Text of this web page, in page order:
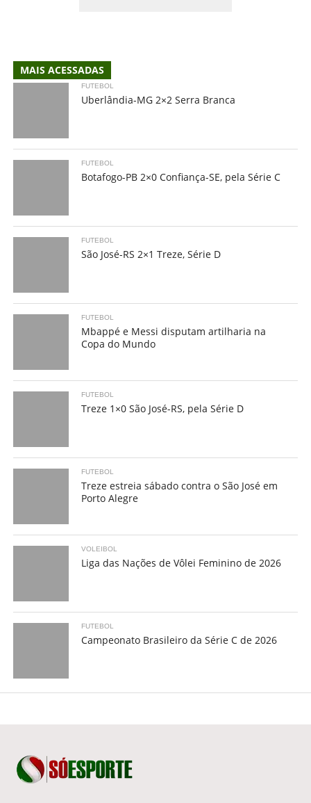
MAIS ACESSADAS
FUTEBOL
Uberlândia-MG 2×2 Serra Branca
FUTEBOL
Botafogo-PB 2×0 Confiança-SE, pela Série C
FUTEBOL
São José-RS 2×1 Treze, Série D
FUTEBOL
Mbappé e Messi disputam artilharia na
Copa do Mundo
FUTEBOL
Treze 1×0 São José-RS, pela Série D
FUTEBOL
Treze estreia sábado contra o São José em
Porto Alegre
VOLEIBOL
Liga das Nações de Vôlei Feminino de 2026
FUTEBOL
Campeonato Brasileiro da Série C de 2026